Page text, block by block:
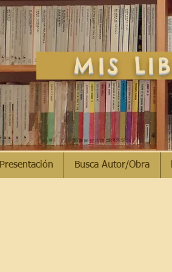
MIS
Presentación Busca Autor/Obra